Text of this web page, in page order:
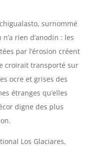
surnommé
rien d’anodin : les
par l’érosion créent
croirait transporté sur
ocre et grises des
étranges qu’elles
digne des plus
Los Glaciares,